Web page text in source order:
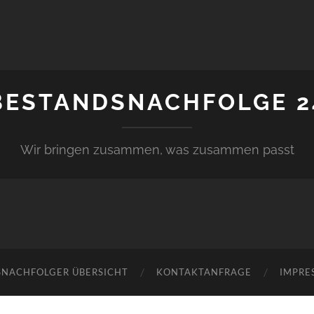
Wir bringen zusammen, was zusammen passt
ÜBERSICHT KONTAKTANFRAGE